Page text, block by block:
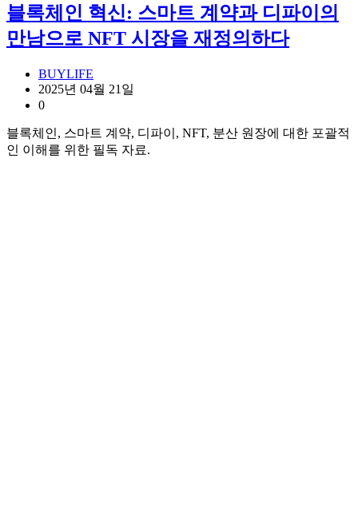
블록체인 혁신: 스마트 계약과 디파이의
만남으로 NFT 시장을 재정의하다
BUYLIFE
2025년 04월 21일
0
블록체인, 스마트 계약, 디파이, NFT, 분산 원장에 대한 포괄적
인 이해를 위한 필독 자료.